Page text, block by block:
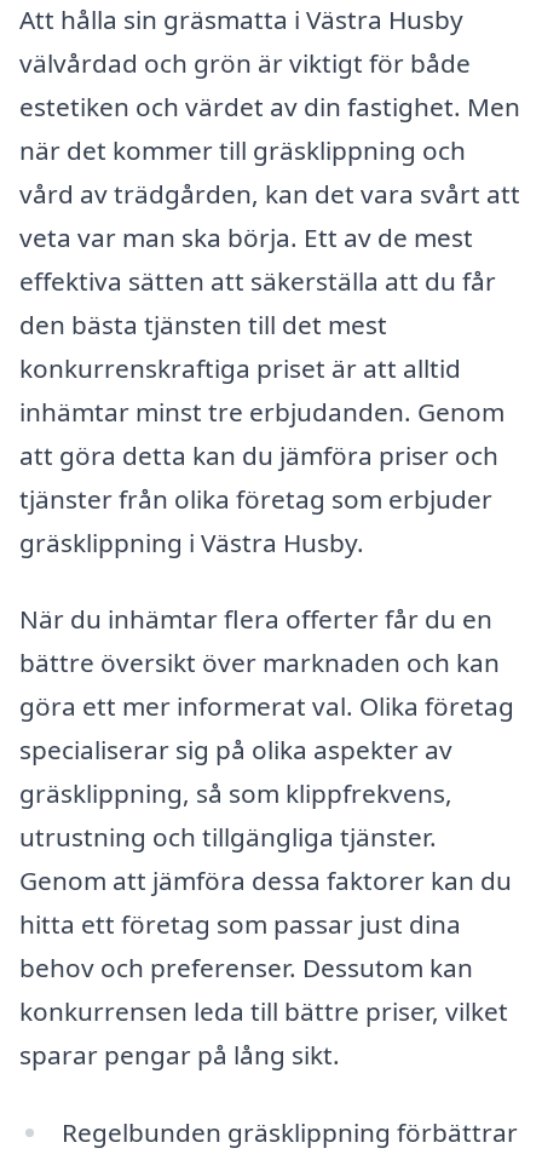
Att hålla sin gräsmatta i Västra Husby
välvårdad och grön är viktigt för både
estetiken och värdet av din fastighet. Men
när det kommer till gräsklippning och
vård av trädgården, kan det vara svårt att
veta var man ska börja. Ett av de mest
effektiva sätten att säkerställa att du får
den bästa tjänsten till det mest
konkurrenskraftiga priset är att alltid
inhämtar minst tre erbjudanden. Genom
att göra detta kan du jämföra priser och
tjänster från olika företag som erbjuder
gräsklippning i Västra Husby.
När du inhämtar flera offerter får du en
bättre översikt över marknaden och kan
göra ett mer informerat val. Olika företag
specialiserar sig på olika aspekter av
gräsklippning, så som klippfrekvens,
utrustning och tillgängliga tjänster.
Genom att jämföra dessa faktorer kan du
hitta ett företag som passar just dina
behov och preferenser. Dessutom kan
konkurrensen leda till bättre priser, vilket
sparar pengar på lång sikt.
Regelbunden gräsklippning förbättrar